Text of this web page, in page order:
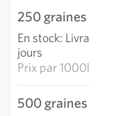
250 graines
En stock: Livraison 3-5
jours
Prix par1000k: 81,11 €
500 graines